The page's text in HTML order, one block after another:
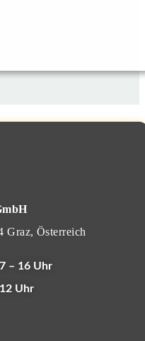
Graz, Österreich
– 16 Uhr
Uhr